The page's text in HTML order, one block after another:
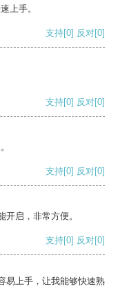
上手。
支持[0] 反对[0]
支持[0] 反对[0]
支持[0] 反对[0]
启，非常方便。
支持[0] 反对[0]
易上手，让我能够快速熟